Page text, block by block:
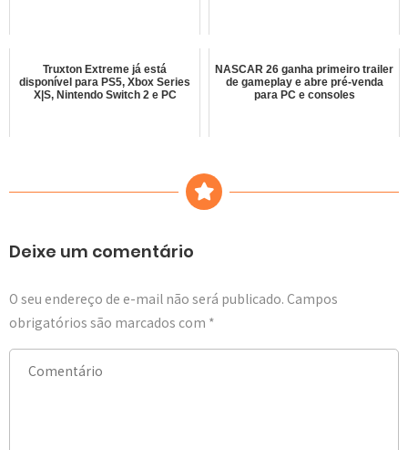
Truxton Extreme já está
disponível para PS5, Xbox Series
X|S, Nintendo Switch 2 e PC
NASCAR 26 ganha primeiro trailer
de gameplay e abre pré-venda
para PC e consoles
Deixe um comentário
O seu endereço de e-mail não será publicado. Campos
obrigatórios são marcados com *